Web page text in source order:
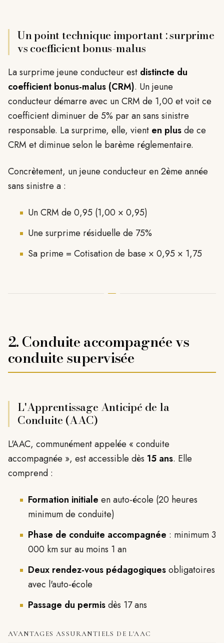
Un point technique important : surprime
vs coefficient bonus-malus
La surprime jeune conducteur est distincte du
coefficient bonus-malus (CRM). Un jeune
conducteur démarre avec un CRM de 1,00 et voit ce
coefficient diminuer de 5% par an sans sinistre
responsable. La surprime, elle, vient en plusde ce
CRM et diminue selon le barème réglementaire.
Concrètement, un jeune conducteur en 2ème année
sans sinistre a :
Un CRM de 0,95 (1,00 × 0,95)
Une surprime résiduelle de 75%
Sa prime = Cotisation de base × 0,95 × 1,75
2. Conduite accompagnée vs
conduite supervisée
L'Apprentissage Anticipé de la
Conduite (AAC)
L'AAC, communément appelée « conduite
accompagnée », est accessible dès 15 ans. Elle
comprend :
Formation initiale en auto-école (20 heures
minimum de conduite)
Phase de conduite accompagnée : minimum 3
000 km sur au moins 1 an
Deux rendez-vous pédagogiquesobligatoires
avec l'auto-école
Passage du permisdès 17 ans
AVANTAGES ASSURANTIELS DE L'AAC